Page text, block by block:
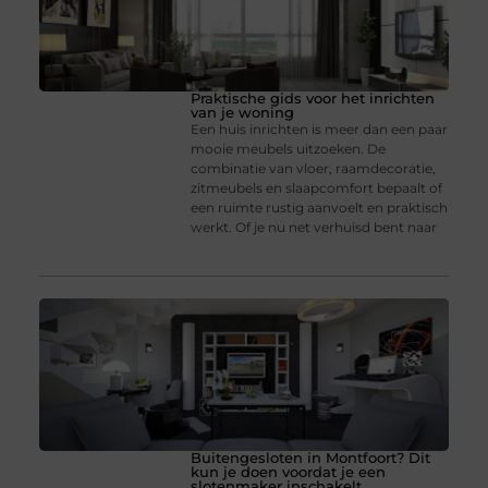
Praktische gids voor het inrichten
van je woning
Een huis inrichten is meer dan een paar
mooie meubels uitzoeken. De
combinatie van vloer, raamdecoratie,
zitmeubels en slaapcomfort bepaalt of
een ruimte rustig aanvoelt en praktisch
werkt. Of je nu net verhuisd bent naar
Buitengesloten in Montfoort? Dit
kun je doen voordat je een